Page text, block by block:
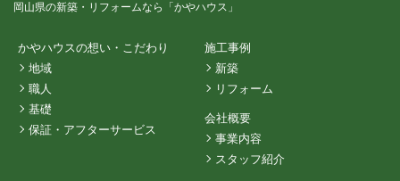
岡山県の新築・リフォームなら「かやハウス」
かやハウスの想い・こだわり
地域
職人
基礎
保証・アフターサービス
施工事例
新築
リフォーム
会社概要
事業内容
スタッフ紹介